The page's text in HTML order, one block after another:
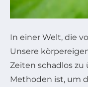
In einer Welt, die
Unsere
Zeiten schadlos zu
Methoden ist, um